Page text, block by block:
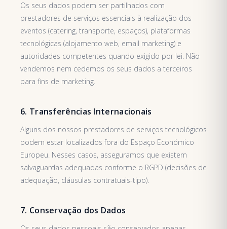
Os seus dados podem ser partilhados com
prestadores de serviços essenciais à realização dos
eventos (catering, transporte, espaços), plataformas
tecnológicas (alojamento web, email marketing) e
autoridades competentes quando exigido por lei. Não
vendemos nem cedemos os seus dados a terceiros
para fins de marketing.
6. Transferências Internacionais
Alguns dos nossos prestadores de serviços tecnológicos
podem estar localizados fora do Espaço Económico
Europeu. Nesses casos, asseguramos que existem
salvaguardas adequadas conforme o RGPD (decisões de
adequação, cláusulas contratuais-tipo).
7. Conservação dos Dados